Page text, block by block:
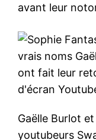
avant leur
Gaëlle Burlot
youtubeurs